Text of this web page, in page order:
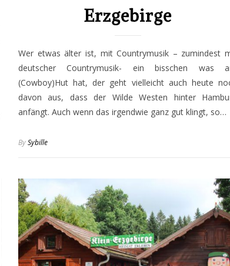
Erzgebirge
Wer etwas älter ist, mit Countrymusik – zumindest
deutscher Countrymusik- ein bisschen was
(Cowboy)Hut hat, der geht vielleicht auch heute
davon aus, dass der Wilde Westen hinter
anfängt. Auch wenn das irgendwie ganz gut klingt, so…
BySybille